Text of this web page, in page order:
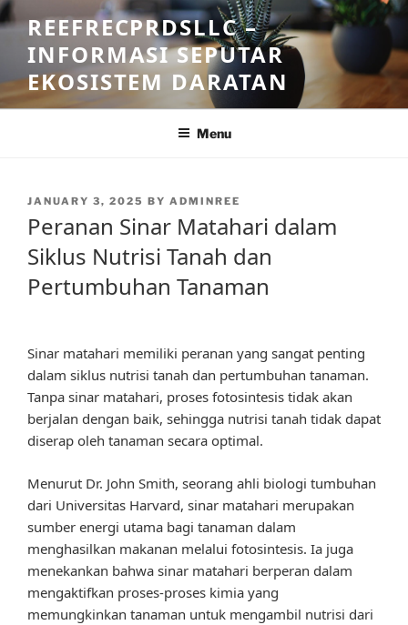
Skip
to
content
REEFRECPRDSLLC –
INFORMASI SEPUTAR
EKOSISTEM DARATAN
Menu
POSTED
JANUARY 3, 2025 BY ADMINREE
Peranan Sinar Matahari dalam
Siklus Nutrisi Tanah dan
Pertumbuhan Tanaman
Sinar matahari memiliki peranan yang sangat penting
dalam siklus nutrisi tanah dan pertumbuhan tanaman.
Tanpa sinar matahari, proses fotosintesis tidak akan
berjalan dengan baik, sehingga nutrisi tanah tidak dapat
diserap oleh tanaman secara optimal.
Menurut Dr. John Smith, seorang ahli biologi tumbuhan
dari Universitas Harvard, sinar matahari merupakan
sumber energi utama bagi tanaman dalam
menghasilkan makanan melalui fotosintesis. Ia juga
menekankan bahwa sinar matahari berperan dalam
mengaktifkan proses-proses kimia yang
memungkinkan tanaman untuk mengambil nutrisi dari